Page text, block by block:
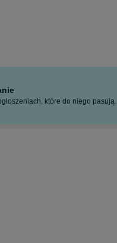
które do niego pasują.